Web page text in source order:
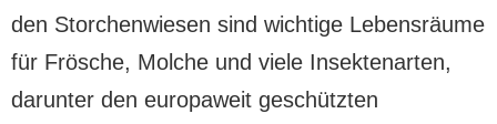
den Storchenwiesen sind wichtige Lebensräume
für Frösche, Molche und viele Insektenarten,
darunter den europaweit geschützten